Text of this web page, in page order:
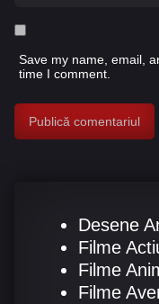
Save my name, email,
time I comment.
Desene
Filme
Filme
Filme